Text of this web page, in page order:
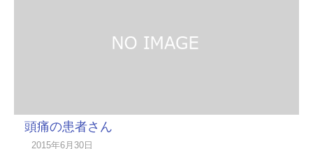
頭痛の患者さん
2015年6月30日